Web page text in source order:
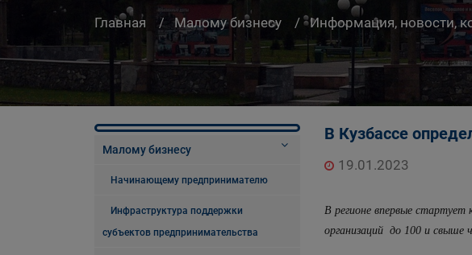
Главная Малому бизнесу Информация, новости,
Малому бизнесу
Начинающему предпринимателю
Инфраструктура поддержки
субъектов предпринимательства
В Кузбассе
19.01.2023
В регионе впервые стартует
организаций до 100 и свыше